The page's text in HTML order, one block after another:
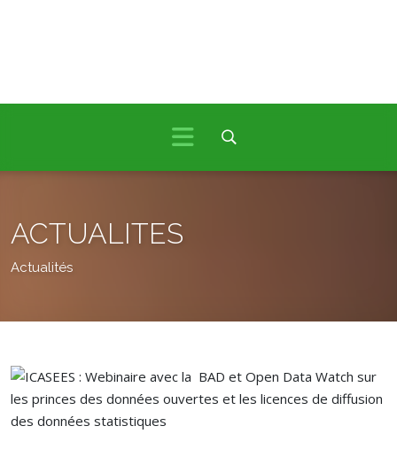
ACTUALITES
Actualités